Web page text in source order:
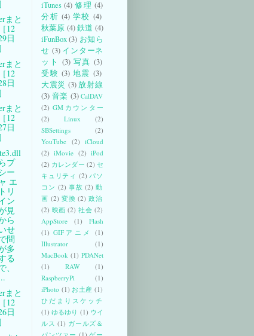
まと
12
日
まと
12
日
まと
12
日
プ
ー
エ
リ
ン
見
ら
せ
問
多
る
、
まと
12
日
iTunes (4) 修理 (4)
分析 (4) 学校 (4)
秋葉原 (4)鉄道 (4)
iFunBox (3) お知ら
せ (3) インターネ
ット (3) 写真 (3)
受験 (3) 地震 (3)
大震災 (3) 放射線
(3) 音楽 (3) CalDAV
(2) GMカウンター
(2)
Linux
(2)
SBSettings
(2)
YouTube (2) iCloud
(2) iMovie (2) iPod
(2) カレンダー (2) セ
キュリティ (2) パソ
コン (2) 事故 (2) 動
画 (2) 変換 (2) 政治
(2) 映画 (2) 社会 (2)
AppStore
(1)
Flash
(1) GIFアニメ
(1)
Illustrator
(1)
MacBook (1) PDANet
(1)
RAW
(1)
RaspberryPi
(1)
iPhoto (1) お土産 (1)
ひだまりスケッチ
(1) ゆるゆり (1) ウイ
ルス (1) ガールズ＆